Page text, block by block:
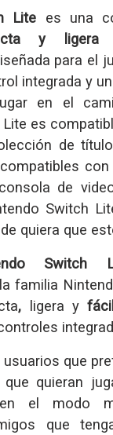
Lite es una
y ligera
para el
integrada y
en el
es
de
de
Switch
quiera que
Switch
familia
, ligera y
que
quieran
el modo
que